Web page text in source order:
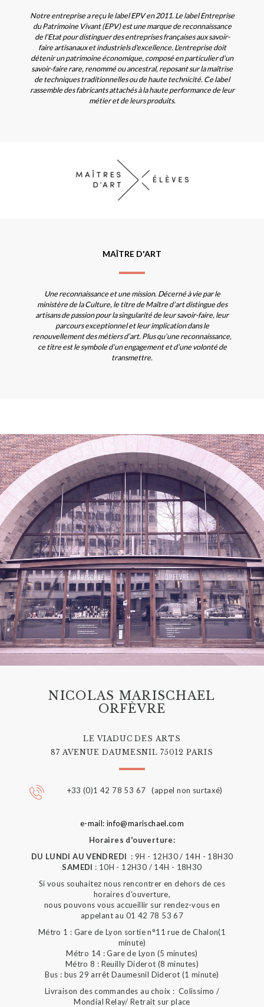
Notre entreprise a reçu le label EPV en 2011. Le label Entreprise
du Patrimoine Vivant (EPV) est une marque de reconnaissance
de l'Etat pour distinguer des entreprises françaises aux savoir-
faire artisanaux et industriels d'excellence. L'entreprise doit
détenir un patrimoine économique, composé en particulier d'un
savoir-faire rare, renommé ou ancestral, reposant sur la maîtrise
de techniques traditionnelles ou de haute technicité. Ce label
rassemble des fabricants attachés à la haute performance de leur
métier et de leurs produits.
MAÎTRE D'ART
Une reconnaissance et une mission. Décerné à vie par le
ministère de la Culture, le titre de Maître d’art distingue des
artisans de passion pour la singularité de leur savoir-faire, leur
parcours exceptionnel et leur implication dans le
renouvellement des métiers d’art. Plus qu’une reconnaissance,
ce titre est le symbole d’un engagement et d’une volonté de
transmettre.
NICOLAS MARISCHAEL
ORFÈVRE
LE VIADUC DES ARTS
87 AVENUE DAUMESNIL 75012 PARIS
+33 (0)1 42 78 53 67 (appel non surtaxé)
e-mail: info@marischael.com
Horaires d'ouverture:
DU LUNDI AU VENDREDI : 9H - 12H30 / 14H - 18H30
SAMEDI : 10H - 12H30 / 14H - 18H30
Si vous souhaitez nous rencontrer en dehors de ces
horaires d'ouverture,
nous pouvons vous accueillir sur rendez-vous en
appelant au 01 42 78 53 67
Métro 1 : Gare de Lyon sortie n°11 rue de Chalon(1
minute)
Métro 14 : Gare de Lyon (5 minutes)
Métro 8 : Reuilly Diderot (8 minutes)
Bus : bus 29 arrêt Daumesnil Diderot (1 minute)
Livraison des commandes au choix : Colissimo /
Mondial Relay/ Retrait sur place